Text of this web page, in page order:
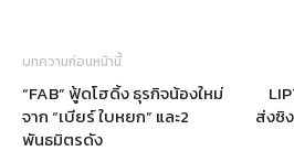
บทความก่อนหน้านี้
“FAB” ฟู้ดโฮดิ้ง ธุรกิจน้องใหม่
จาก “เบียร์ ใบหยก” และ2
พันธมิตรดัง
ส่งซิ